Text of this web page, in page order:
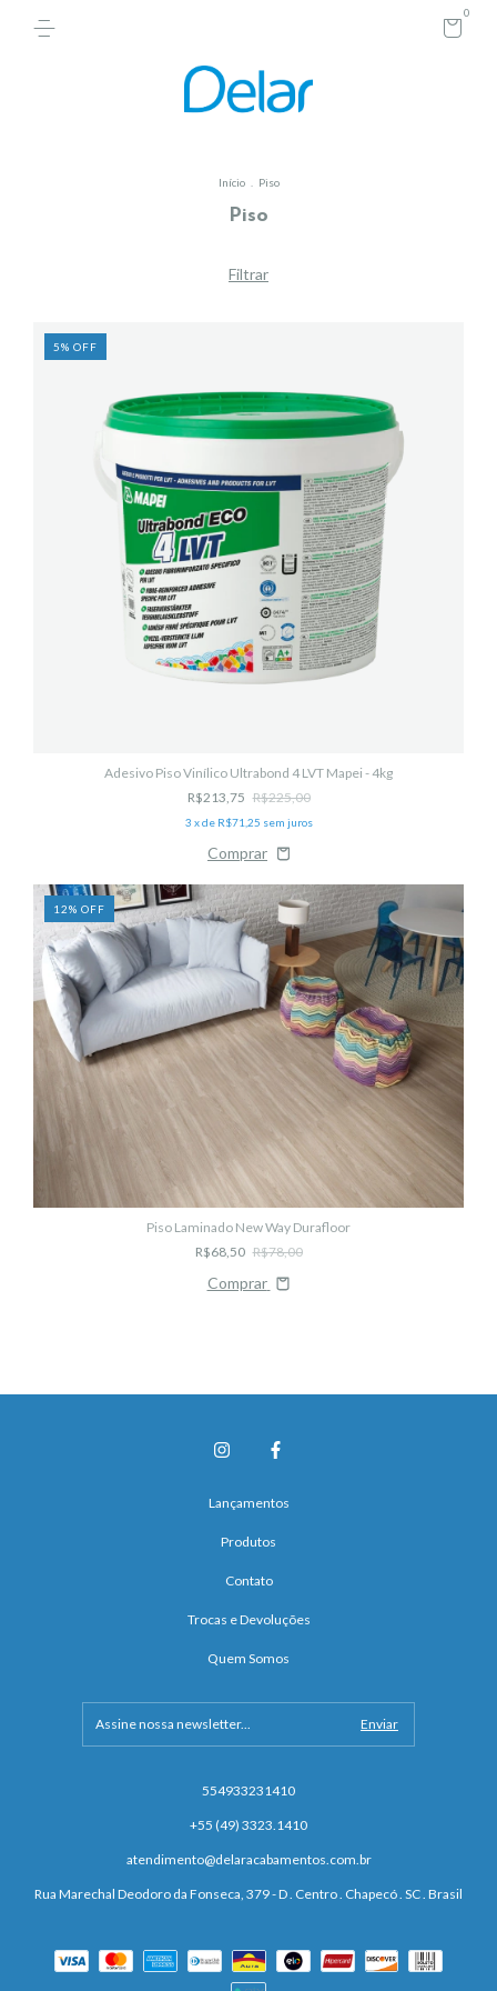
0
Início Piso
Piso
Filtrar
5% OFF
Adesivo Piso Vinílico Ultrabond 4 LVT Mapei - 4kg
R$213,75 R$225,00
3 x de R$71,25 sem juros
12% OFF
Piso Laminado New Way Durafloor
R$68,50 R$78,00
Comprar
Lançamentos
Produtos
Contato
Trocas e Devoluções
Quem Somos
554933231410
+55 (49) 3323.1410
atendimento@delaracabamentos.com.br
Rua Marechal Deodoro da Fonseca, 379 - D . Centro . Chapecó . SC . Brasil